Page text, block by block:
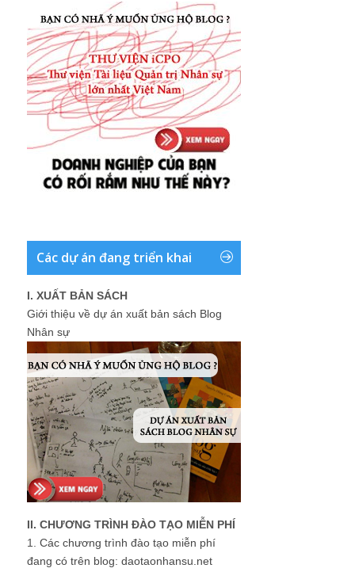
Các dự án đang triển khai
I. XUẤT BẢN SÁCH
Giới thiệu về dự án xuất bản sách Blog
Nhân sự
II. CHƯƠNG TRÌNH ĐÀO TẠO MIỄN PHÍ
1. Các chương trình đào tạo miễn phí
đang có trên blog: daotaonhansu.net